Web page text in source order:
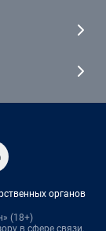
органов
(18+)
в сфере связи,